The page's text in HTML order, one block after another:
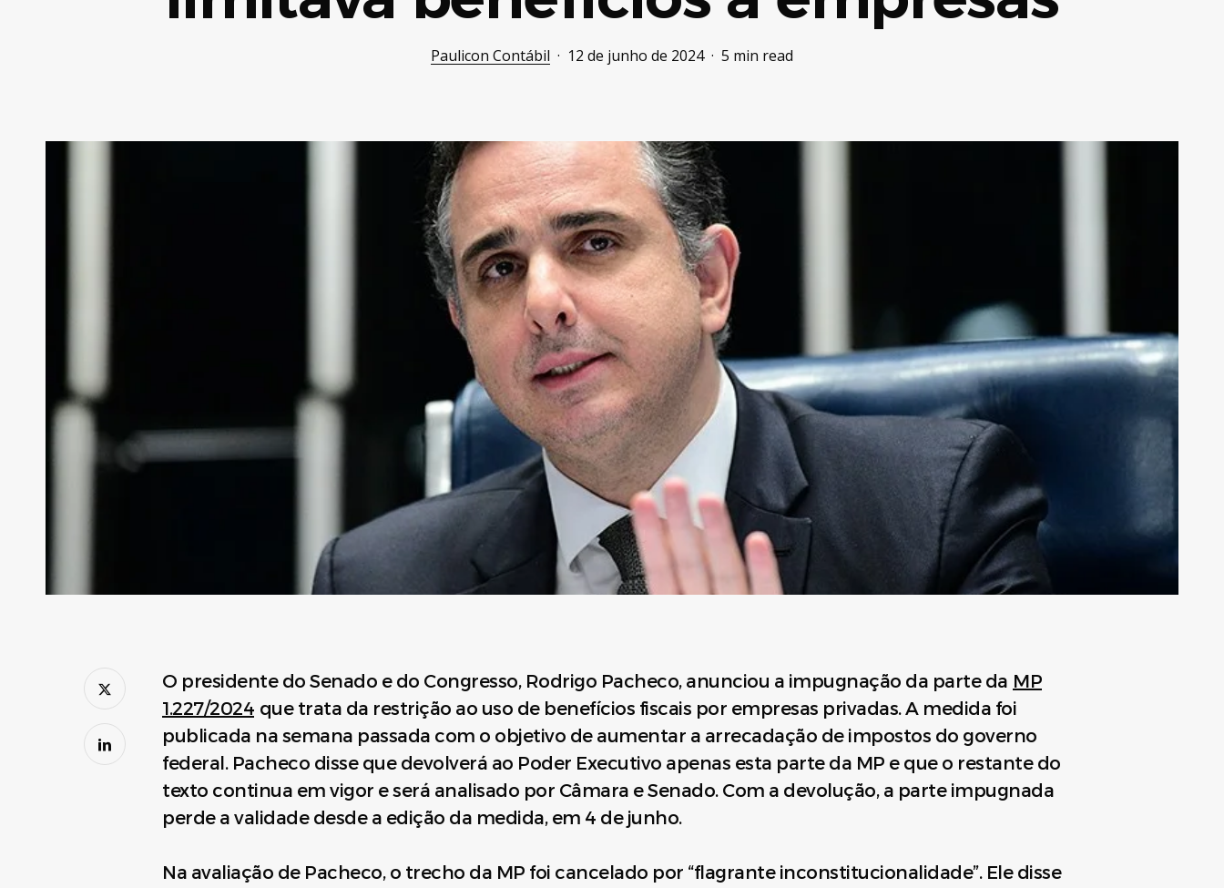
Paulicon Contábil 12 de junho de 2024 5 min read
O presidente do Senado e do Congresso, Rodrigo Pacheco, anunciou a impugnação da parte da MP
1.227/2024 que trata da restrição ao uso de benefícios fiscais por empresas privadas. A medida foi
publicada na semana passada com o objetivo de aumentar a arrecadação de impostos do governo
federal. Pacheco disse que devolverá ao Poder Executivo apenas esta parte da MP e que o restante do
texto continua em vigor e será analisado por Câmara e Senado. Com a devolução, a parte impugnada
perde a validade desde a edição da medida, em 4 de junho.
Na avaliação de Pacheco, o trecho da MP foi cancelado por “flagrante inconstitucionalidade”. Ele disse